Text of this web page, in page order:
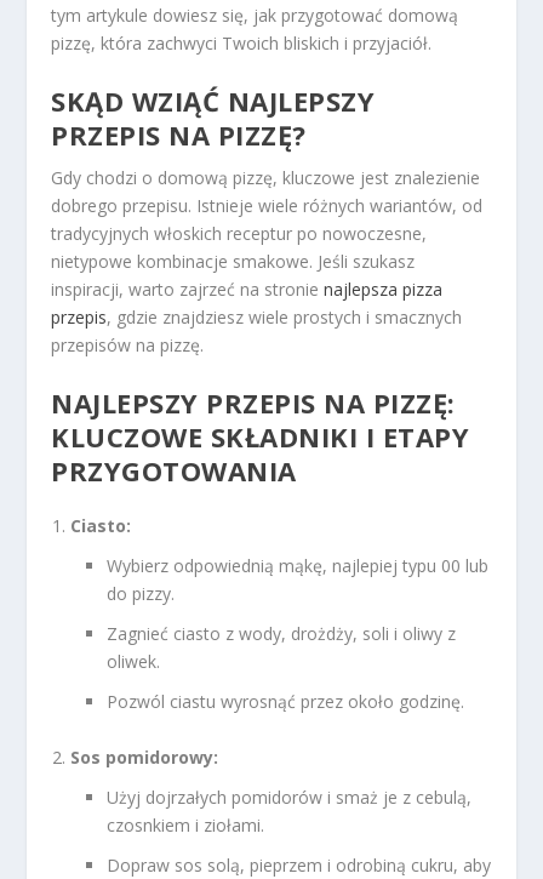
tym artykule dowiesz się, jak przygotować domową
pizzę, która zachwyci Twoich bliskich i przyjaciół.
SKĄD WZIĄĆ NAJLEPSZY
PRZEPIS NA PIZZĘ?
Gdy chodzi o domową pizzę, kluczowe jest znalezienie
dobrego przepisu. Istnieje wiele różnych wariantów, od
tradycyjnych włoskich receptur po nowoczesne,
nietypowe kombinacje smakowe. Jeśli szukasz
inspiracji, warto zajrzeć na stronienajlepsza pizza
przepis, gdzie znajdziesz wiele prostych i smacznych
przepisów na pizzę.
NAJLEPSZY PRZEPIS NA PIZZĘ:
KLUCZOWE SKŁADNIKI I ETAPY
PRZYGOTOWANIA
Ciasto:
Wybierz odpowiednią mąkę, najlepiej typu 00 lub
do pizzy.
Zagnieć ciasto z wody, drożdży, soli i oliwy z
oliwek.
Pozwól ciastu wyrosnąć przez około godzinę.
Sos pomidorowy:
Użyj dojrzałych pomidorów i smaż je z cebulą,
czosnkiem i ziołami.
Dopraw sos solą, pieprzem i odrobiną cukru, aby